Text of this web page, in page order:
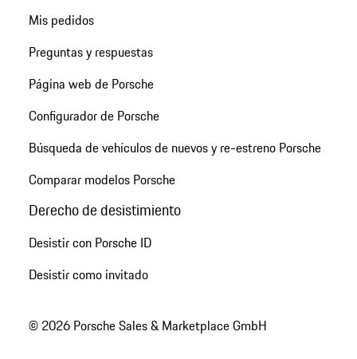
Mis pedidos
Preguntas y respuestas
Página web de Porsche
Configurador de Porsche
Búsqueda de vehículos de nuevos y re-estreno Porsche
Comparar modelos Porsche
Derecho de desistimiento
Desistir con Porsche ID
Desistir como invitado
© 2026 Porsche Sales & Marketplace GmbH